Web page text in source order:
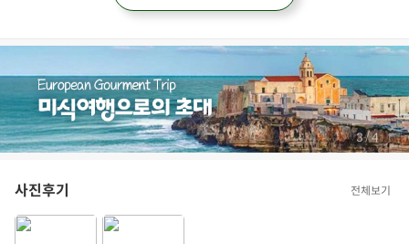
3/4
사진후기 전체보기